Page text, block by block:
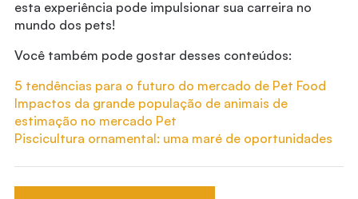
esta experiência pode impulsionar sua carreira no
mundo dos pets!
Você também pode gostar desses conteúdos:
5 tendências para o futuro do mercado de Pet Food
Impactos da grande população de animais de
estimação no mercado Pet
Piscicultura ornamental: uma maré de oportunidades